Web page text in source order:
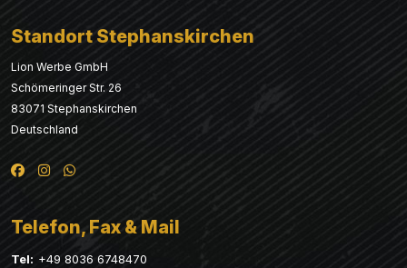
Standort Stephanskirchen
Lion Werbe GmbH
Schömeringer Str. 26
83071 Stephanskirchen
Deutschland
Telefon, Fax & Mail
Tel: +49 8036 6748470